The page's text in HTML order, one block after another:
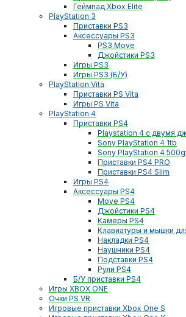
Геймпад Xbox Elite
PlayStation 3
Приставки PS3
Аксессуары PS3
PS3 Move
Джойстики PS3
Игры PS3
Игры PS3 (Б/У)
PlayStation Vita
Приставки PS Vita
Игры PS Vita
PlayStation 4
Приставки PS4
Playstation 4 с двумя
Sony PlayStation 4 1tb
Sony PlayStation 4
Приставки PS4 PRO
Приставки PS4 Slim
Игры PS4
Аксессуары PS4
Move PS4
Джойстики PS4
Камеры PS4
Клавиатуры и мышки
Накладки PS4
Наушники PS4
Подставки PS4
Рули PS4
Б/У приставки PS4
Игры XBOX ONE
Очки PS VR
Игровые приставки Xbox One S